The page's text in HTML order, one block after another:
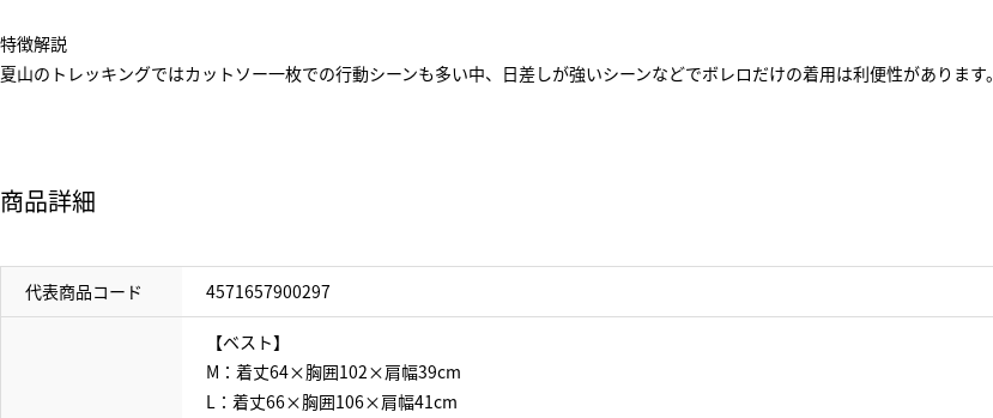
特徴解説
夏山のトレッキングではカットソー一枚での行動シーンも多い中、日差しが強いシーンなどでボレロだけの着用は利便性があります。
商品詳細
代表商品コード 4571657900297
【ベスト】
M：着丈64×胸囲102×肩幅39cm
L：着丈66×胸囲106×肩幅41cm